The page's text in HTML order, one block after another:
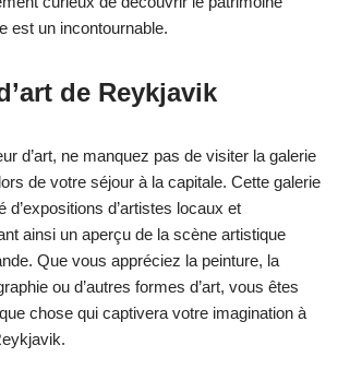
est un incontournable.
de Reykjavik
d’art, ne manquez pas de visiter la galerie
de votre séjour à la capitale. Cette galerie
d’expositions d’artistes locaux et
ainsi un aperçu de la scène artistique
Que vous appréciez la peinture, la
ou d’autres formes d’art, vous êtes
chose qui captivera votre imagination à